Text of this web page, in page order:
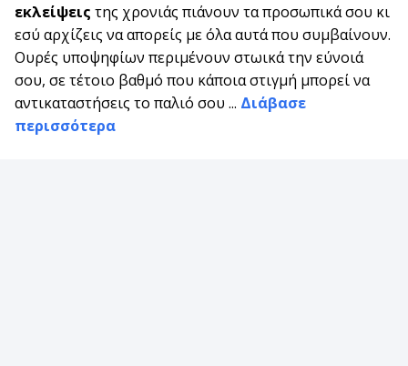
εκλείψεις της χρονιάς πιάνουν τα προσωπικά σου κι
εσύ αρχίζεις να απορείς με όλα αυτά που συμβαίνουν.
Ουρές υποψηφίων περιμένουν στωικά την εύνοιά
σου, σε τέτοιο βαθμό που κάποια στιγμή μπορεί να
αντικαταστήσεις το παλιό σου ... Διάβασε
περισσότερα